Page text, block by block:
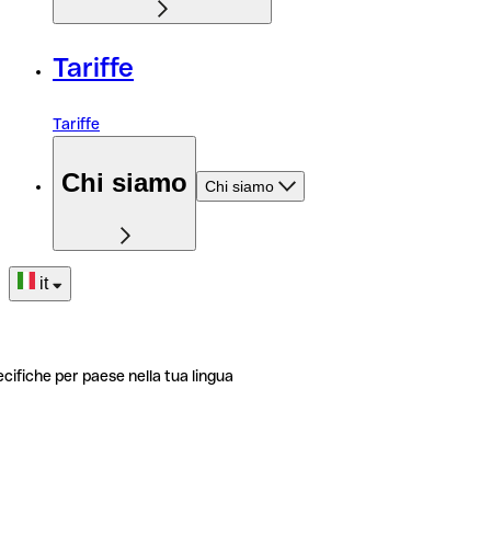
Tariffe
Tariffe
Chi siamo Chi siamo
it
per paese nella tua lingua